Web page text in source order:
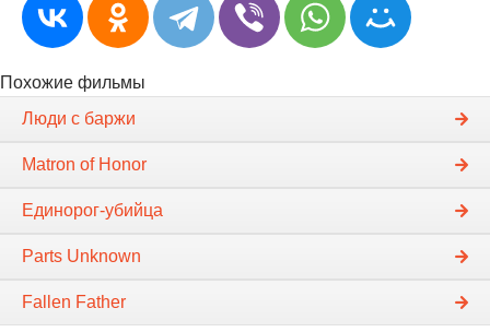
Похожие фильмы
Люди с баржи
Matron of Honor
Единорог-убийца
Parts Unknown
Fallen Father